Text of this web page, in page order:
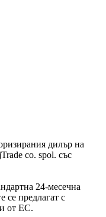
дилър на
co. spol. със
24-месечна
се предлагат с
от ЕС.